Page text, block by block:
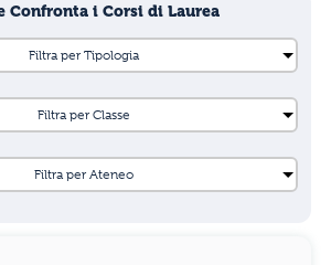
Confronta i Corsi di Laurea